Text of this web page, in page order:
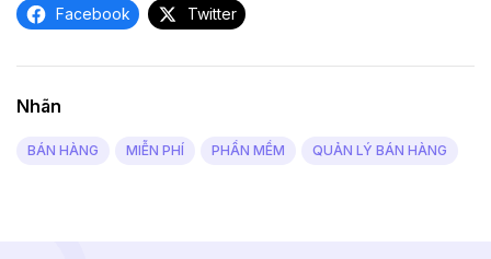
Facebook Twitter
Nhãn
BÁN HÀNG MIỄN PHÍ PHẦN MỀM QUẢN LÝ BÁN HÀNG